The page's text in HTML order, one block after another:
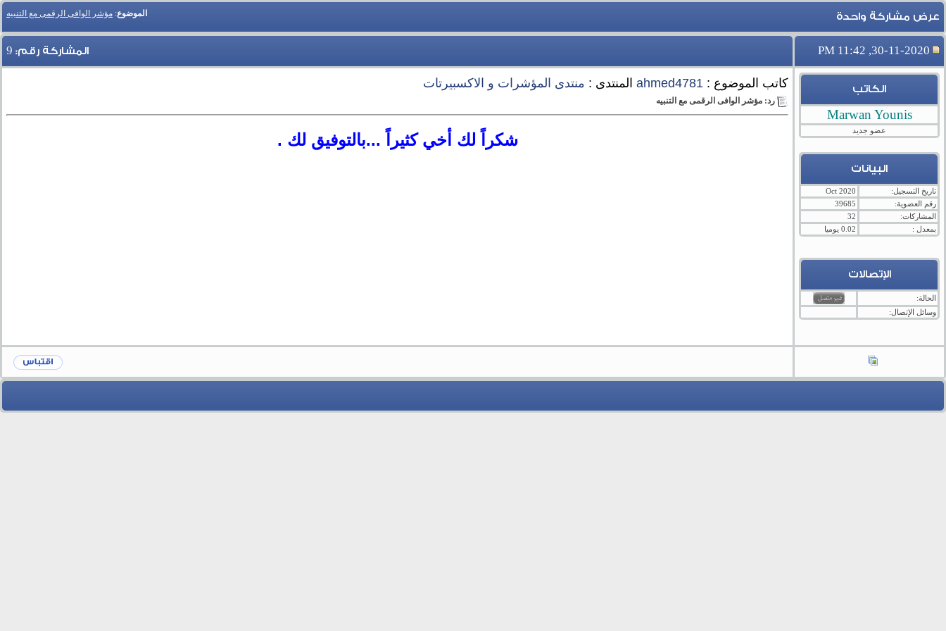
الموضوع: مؤشر الوافى الرقمى مع التنبيه عرض مشاركة واحدة
30-11-2020, 11:42 PM المشاركة رقم: 9
الكاتب
‪Marwan Younis‬‏
عضو جديد
البيانات
تاريخ التسجيل:
Oct 2020
رقم العضوية:
39685
المشاركات:
32
بمعدل :
0.02 يوميا
الإتصالات
الحالة:
وسائل الإتصال:
كاتب الموضوع : ahmed4781 المنتدى : منتدى المؤشرات و الاكسبيرتات
رد: مؤشر الوافى الرقمى مع التنبيه
شكراً لك أخي كثيراً ...بالتوفيق لك .